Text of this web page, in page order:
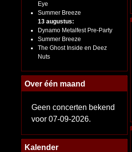
Eye
Summer Breeze
13 augustus:
Dynamo Metalfest Pre-Party
Summer Breeze
The Ghost Inside en Deez
Nuts
Over één maand
Geen concerten bekend
voor 07-09-2026.
Kalender